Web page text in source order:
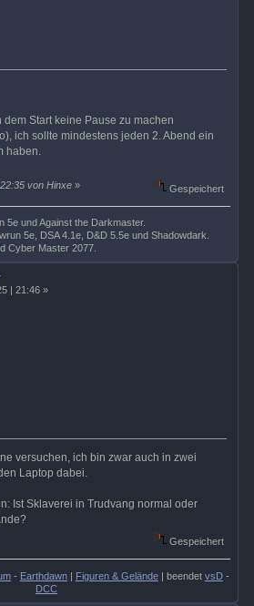
dem Start keine Pause zu machen
ich sollte mindestens jeden 2. Abend ein
haben.
von Hinxe » Gespeichert
5e und Against the Darkmaster.
5e, DSA 4.1e, D&D 5.5e und Shadowdark.
Cyber Master 2077.
| 21:46 »
versuchen, ich bin zwar auch in zwei
Laptop dabei.
Ist Sklaverei in Trudvang normal oder
Gespeichert
- Earthdawn| Figuren & Gelände| beendet vsD-
DCC